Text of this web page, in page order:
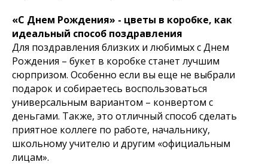
«С Днем Рождения» - цветы в коробке, как
идеальный способ поздравления
Для поздравления близких и любимых с Днем
Рождения – букет в коробке станет лучшим
сюрпризом. Особенно если вы еще не выбрали
подарок и собираетесь воспользоваться
универсальным вариантом – конвертом с
деньгами. Также, это отличный способ сделать
приятное коллеге по работе, начальнику,
школьному учителю и другим «официальным
лицам».